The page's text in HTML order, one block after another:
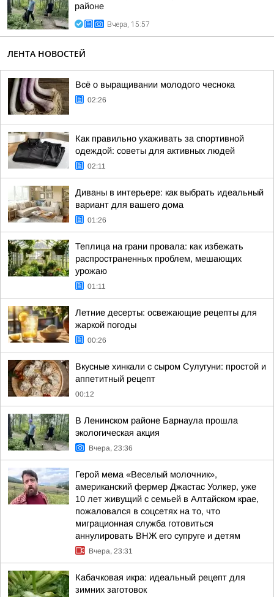
районе
Вчера, 15:57
ЛЕНТА НОВОСТЕЙ
Всё о выращивании молодого чеснока
02:26
Как правильно ухаживать за спортивной
одеждой: советы для активных людей
02:11
Диваны в интерьере: как выбрать идеальный
вариант для вашего дома
01:26
Теплица на грани провала: как избежать
распространенных проблем, мешающих
урожаю
01:11
Летние десерты: освежающие рецепты для
жаркой погоды
00:26
Вкусные хинкали с сыром Сулугуни: простой и
аппетитный рецепт
00:12
В Ленинском районе Барнаула прошла
экологическая акция
Вчера, 23:36
Герой мема «Веселый молочник»,
американский фермер Джастас Уолкер, уже
10 лет живущий с семьей в Алтайском крае,
пожаловался в соцсетях на то, что
миграционная служба готовиться
аннулировать ВНЖ его супруге и детям
Вчера, 23:31
Кабачковая икра: идеальный рецепт для
зимних заготовок